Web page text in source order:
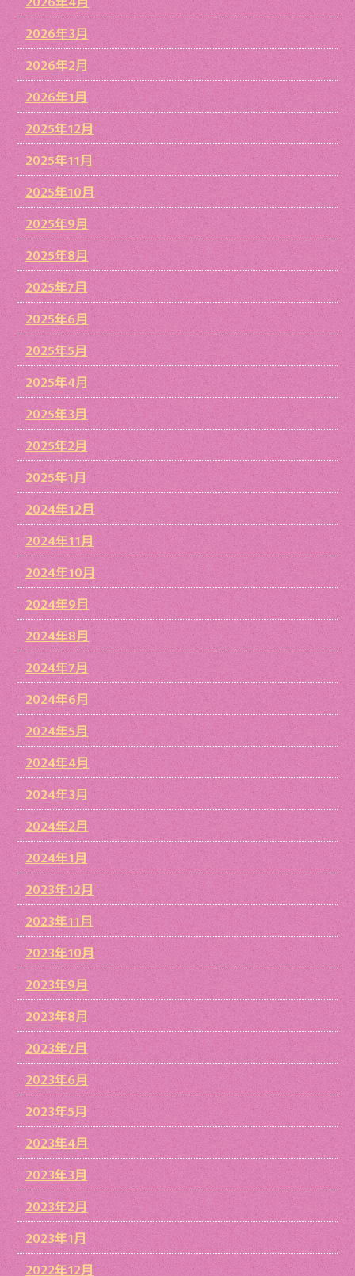
2026年3月
2026年2月
2026年1月
2025年12月
2025年11月
2025年10月
2025年9月
2025年8月
2025年7月
2025年6月
2025年5月
2025年4月
2025年3月
2025年2月
2025年1月
2024年12月
2024年11月
2024年10月
2024年9月
2024年8月
2024年7月
2024年6月
2024年5月
2024年4月
2024年3月
2024年2月
2024年1月
2023年12月
2023年11月
2023年10月
2023年9月
2023年8月
2023年7月
2023年6月
2023年5月
2023年4月
2023年3月
2023年2月
2023年1月
2022年12月